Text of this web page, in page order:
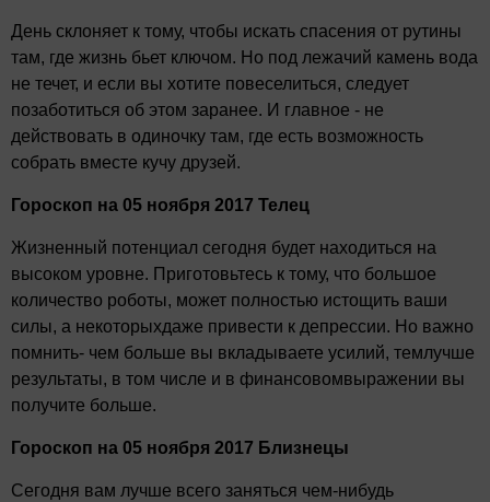
День склоняет к тому, чтобы искать спасения от рутины
там, где жизнь бьет ключом. Но под лежачий камень вода
не течет, и если вы хотите повеселиться, следует
позаботиться об этом заранее. И главное - не
действовать в одиночку там, где есть возможность
собрать вместе кучу друзей.
Гороскоп на 05 ноября 2017 Телец
Жизненный потенциал сегодня будет находиться на
высоком уровне. Приготовьтесь к тому, что большое
количество роботы, может полностью истощить ваши
силы, а некоторыхдаже привести к депрессии. Но важно
помнить- чем больше вы вкладываете усилий, темлучше
результаты, в том числе и в финансовомвыражении вы
получите больше.
Гороскоп на 05 ноября 2017 Близнецы
Сегодня вам лучше всего заняться чем-нибудь